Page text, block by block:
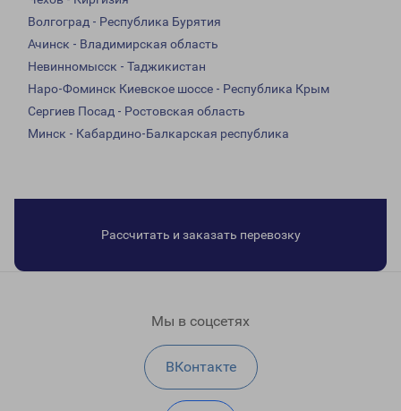
Волгоград - Республика Бурятия
Ачинск - Владимирская область
Невинномысск - Таджикистан
Наро-Фоминск Киевское шоссе - Республика Крым
Сергиев Посад - Ростовская область
Минск - Кабардино-Балкарская республика
Рассчитать и заказать перевозку
Мы в соцсетях
ВКонтакте